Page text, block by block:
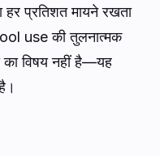
हर प्रतिशत मायने रखता
use की तुलनात्मक
का विषय नहीं है—यह